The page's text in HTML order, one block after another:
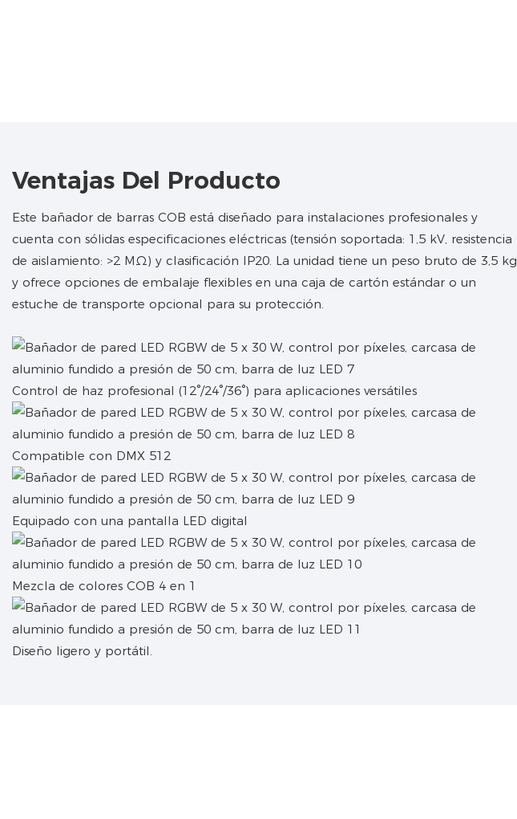
Ventajas Del Producto
Este bañador de barras COB está diseñado para instalaciones profesionales y
cuenta con sólidas especificaciones eléctricas (tensión soportada: 1,5 kV, resistencia
de aislamiento: >2 MΩ) y clasificación IP20. La unidad tiene un peso bruto de 3,5 kg
y ofrece opciones de embalaje flexibles en una caja de cartón estándar o un
estuche de transporte opcional para su protección.
Control de haz profesional (12°/24°/36°) para aplicaciones versátiles
Compatible con DMX 512
Equipado con una pantalla LED digital
Mezcla de colores COB 4 en 1
Diseño ligero y portátil.